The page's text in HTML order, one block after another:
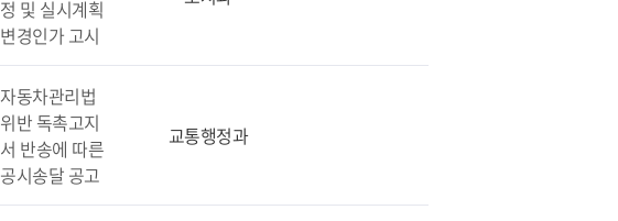
정 및 실시계획
변경인가 고시
자동차관리법
위반 독촉고지
서 반송에 따른
공시송달 공고
교통행정과